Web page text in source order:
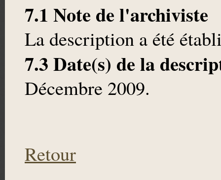
7.1 Note de l'archiviste
La description a été
7.3 Date(s) de la
Décembre 2009.
Retour